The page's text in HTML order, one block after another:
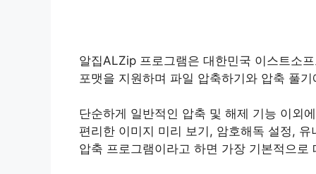
알집ALZip 프로그램은 대한민국 이스트소
포맷을 지원하며 파일 압축하기와 압축 풀
단순하게 일반적인 압축 및 해제 기능 이외
편리한 이미지 미리 보기, 암호해독 설정,
압축 프로그램이라고 하면 가장 기본적으